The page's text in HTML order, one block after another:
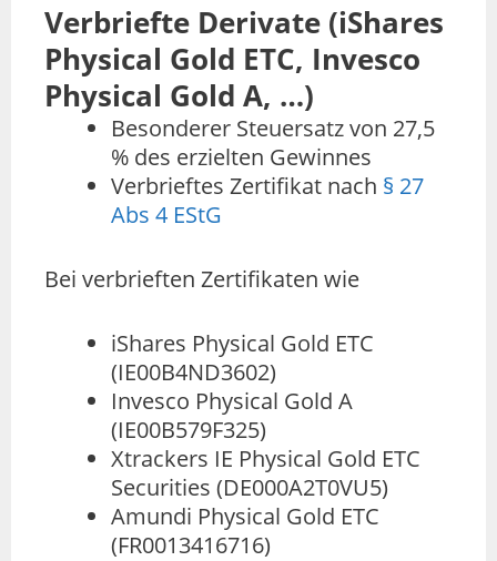
Verbriefte Derivate (iShares
Physical Gold ETC, Invesco
Physical Gold A, …)
Besonderer Steuersatz von 27,5
% des erzielten Gewinnes
Verbrieftes Zertifikat nach § 27
Abs 4 EStG
Bei verbrieften Zertifikaten wie
iShares Physical Gold ETC
(IE00B4ND3602)
Invesco Physical Gold A
(IE00B579F325)
Xtrackers IE Physical Gold ETC
Securities (DE000A2T0VU5)
Amundi Physical Gold ETC
(FR0013416716)